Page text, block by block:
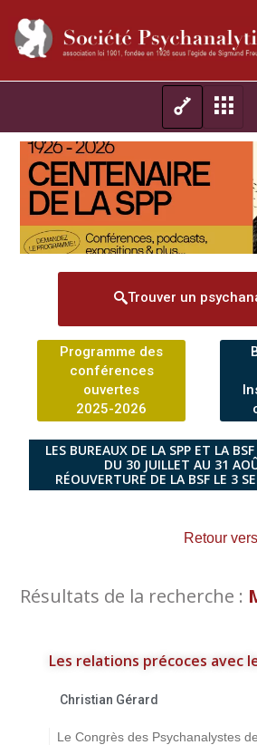
Trouver un
Programme des
conférences
ouvertes
2025-2026
LES BUREAUX DE LA SPP ET LA
DU 30 JUILLET AU 31
RÉOUVERTURE DE LA BSF LE 3
Retour
Résultats de la recherche :
Les relations précoces avec
Christian Gérard
Le Congrès des Psychanalystes